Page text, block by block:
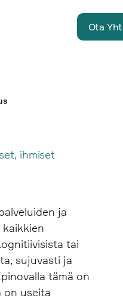
Ota
ihmiset
ja
tai
sujuvasti ja
tämä on
on useita